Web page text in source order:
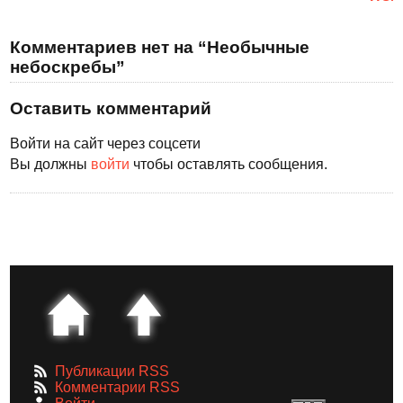
Комментариев нет на “Необычные
небоскребы”
Оставить комментарий
Войти на сайт через соцсети
Вы должны войти чтобы оставлять сообщения.
Публикации RSS
Комментарии RSS